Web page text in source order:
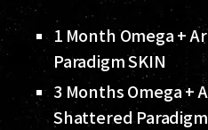
1 Month Omega +
Paradigm SKIN
3 Months Omega +
Shattered